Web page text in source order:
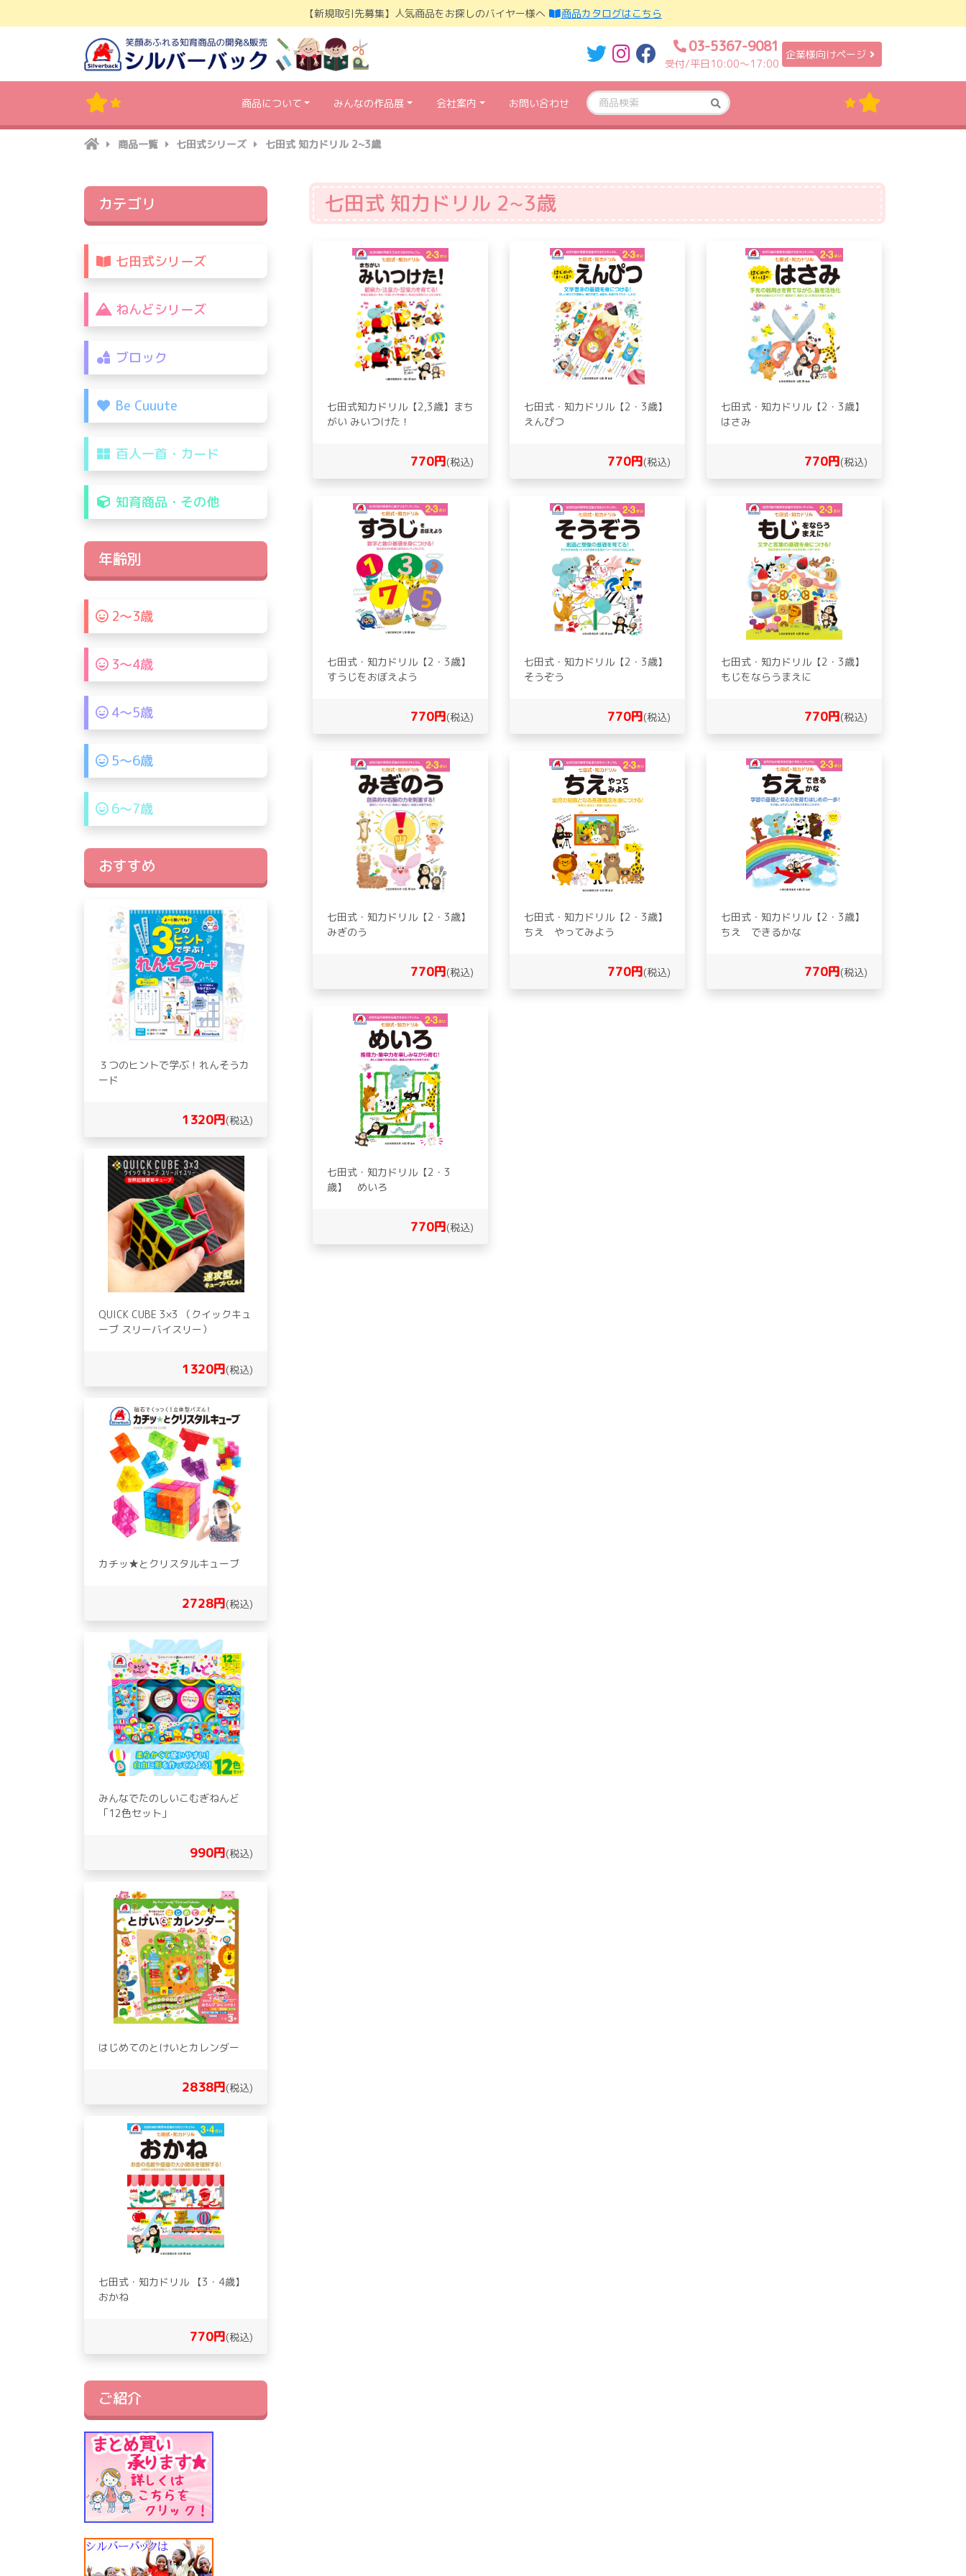
【新規取引先募集】人気商品をお探しのバイヤー様へ 商品カタログはこちら
03-5367-9081
受付/平日10:00〜17:00
企業様向けページ
商品について みんなの作品展 会社案内 お問い合わせ
商品一覧 七田式シリーズ 七田式 知力ドリル 2~3歳
七田式 知力ドリル 2~3歳
七田式知力ドリル【2,3歳】まち
がい みいつけた！
770円(税込)
七田式・知力ドリル【2・3歳】
えんぴつ
770円(税込)
七田式・知力ドリル【2・3歳】
はさみ
770円(税込)
七田式・知力ドリル【2・3歳】
すうじをおぼえよう
770円(税込)
七田式・知力ドリル【2・3歳】
そうぞう
770円(税込)
七田式・知力ドリル【2・3歳】
もじをならうまえに
770円(税込)
七田式・知力ドリル【2・3歳】
みぎのう
770円(税込)
七田式・知力ドリル【2・3歳】
ちえ やってみよう
770円(税込)
七田式・知力ドリル【2・3歳】
ちえ できるかな
770円(税込)
七田式・知力ドリル【2・3
歳】 めいろ
770円(税込)
カテゴリ
七田式シリーズ
ねんどシリーズ
ブロック
Be Cuuute
百人一首・カード
知育商品・その他
年齢別
2〜3歳
3〜4歳
4〜5歳
5〜6歳
6〜7歳
おすすめ
３つのヒントで学ぶ！れんそうカ
ード
1320円(税込)
QUICK CUBE 3×3 （クイックキュ
ーブ スリーバイスリー）
1320円(税込)
カチッ★とクリスタルキューブ
2728円(税込)
みんなでたのしいこむぎねんど
「12色セット」
990円(税込)
はじめてのとけいとカレンダー
2838円(税込)
七田式・知力ドリル 【3・4歳】
おかね
770円(税込)
ご紹介